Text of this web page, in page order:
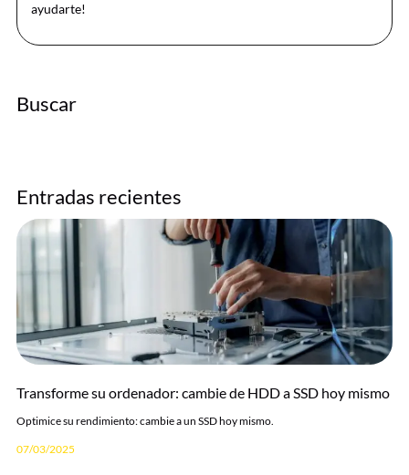
ayudarte!
Buscar
Entradas recientes
Transforme su ordenador: cambie de HDD a SSD hoy mismo
Optimice su rendimiento: cambie a un SSD hoy mismo.
07/03/2025